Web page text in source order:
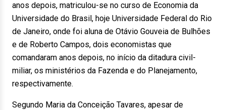
anos depois, matriculou-se no curso de Economia da
Universidade do Brasil, hoje Universidade Federal do Rio
de Janeiro, onde foi aluna de Otávio Gouveia de Bulhões
e de Roberto Campos, dois economistas que
comandaram anos depois, no início da ditadura civil-
miliar, os ministérios da Fazenda e do Planejamento,
respectivamente.
Segundo Maria da Conceição Tavares, apesar de